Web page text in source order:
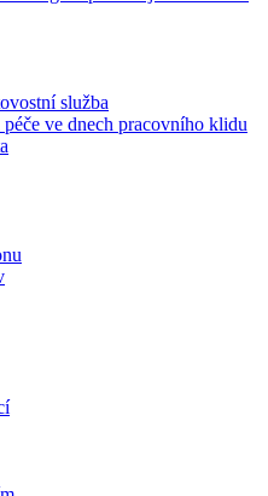
služba
ve dnech pracovního klidu